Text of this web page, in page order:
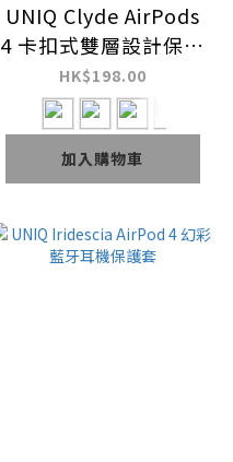
UNIQ Clyde AirPods
4 卡扣式雙層設計保護
套 (附登山扣)
HK$198.00
加入購物車